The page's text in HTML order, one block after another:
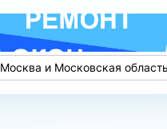
Москва и Московская область